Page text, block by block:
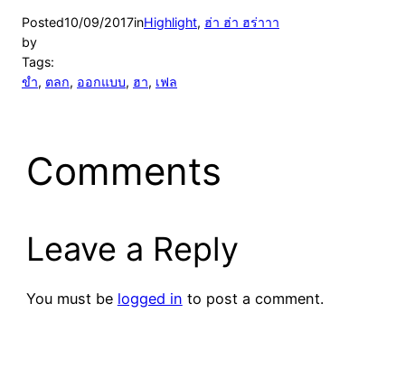
Posted10/09/2017inHighlight, ฮ่า ฮ่า ฮร่าาา
by
Tags:
ขำ, ตลก, ออกแบบ, ฮา, เฟล
Comments
Leave a Reply
You must be logged in to post a comment.